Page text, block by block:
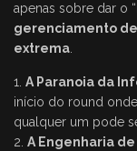
apenas sobre dar o
gerenciamento de
extrema.
A Paranoia da
início do round
qualquer um pode
A Engenharia